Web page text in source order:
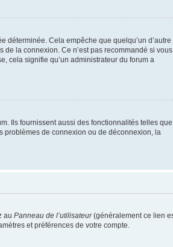
déterminée. Cela empêche que quelqu’un d’autre
de la connexion. Ce n’est pas recommandé si vous
cela signifie qu’un administrateur du forum a
Ils fournissent aussi des fonctionnalités telles
problèmes de connexion ou de déconnexion, la
au Panneau de l’utilisateur(généralement ce lien
et préférences de votre compte.